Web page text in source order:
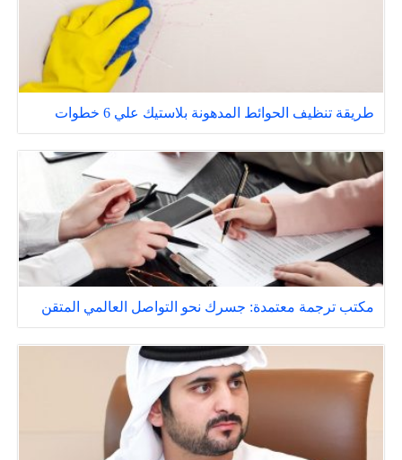
طريقة تنظيف الحوائط المدهونة بلاستيك علي 6 خطوات
مكتب ترجمة معتمدة: جسرك نحو التواصل العالمي المتقن